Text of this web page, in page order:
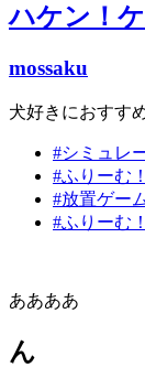
ハケン！
mossaku
犬好きにおすす
#シミュレ
#ふりーむ
#放置ゲー
#ふりーむ
ああああ
ん